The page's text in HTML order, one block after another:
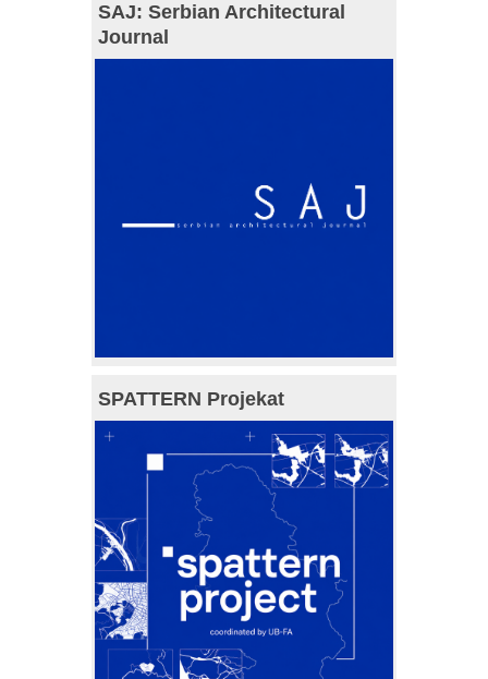
SAJ: Serbian Architectural
Journal
SPATTERN Projekat